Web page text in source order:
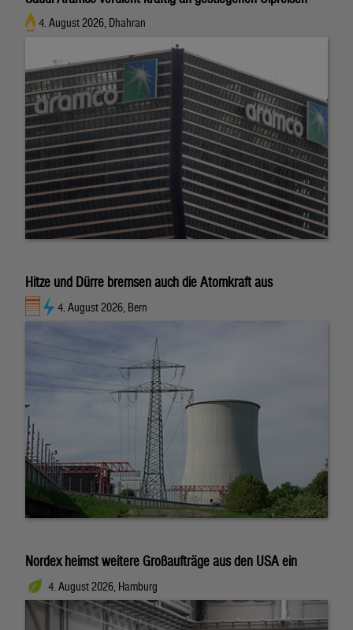
4. August 2026, Dhahran
Hitze und Dürre bremsen auch die Atomkraft aus
4. August 2026, Bern
Nordex heimst weitere Großaufträge aus den USA ein
4. August 2026, Hamburg